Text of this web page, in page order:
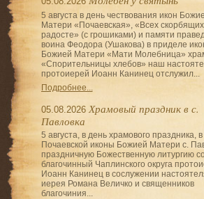
5 августа в день чествования икон
Матери «Почаевская», «Всех скорбящих
радосте» (с грошиками) и памяти
воина Феодора (Ушакова) в приделе
Божией Матери «Мати Молебница»
«Спорительницы хлебов» наш
протоиерей Иоанн Канинец отслужил...
Подробнее...
05.08.2026 Храмовый праздник в с.
Павловка
5 августа, в день храмового праздника,
Почаевской иконы Божией Матери с.
праздничную Божественную литургию
благочинный Чаплинского округа
Иоанн Канинец в сослужении
иерея Романа Величко и священников
благочиния...